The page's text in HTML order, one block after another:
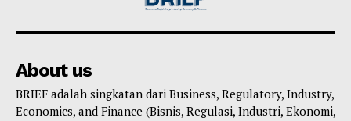
About us
BRIEF adalah singkatan dari Business, Regulatory, Industry,
Economics, and Finance (Bisnis, Regulasi, Industri, Ekonomi,